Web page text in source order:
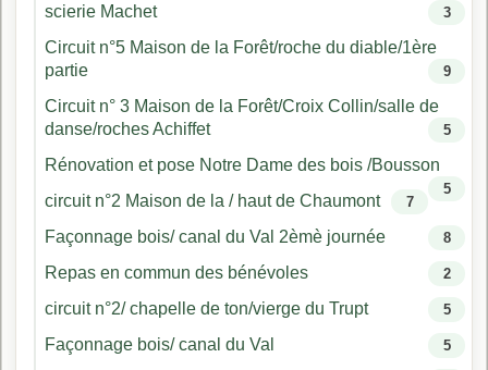
scierie Machet
3
Circuit n°5 Maison de la Forêt/roche du diable/1ère
partie
9
Circuit n° 3 Maison de la Forêt/Croix Collin/salle de
danse/roches Achiffet
5
Rénovation et pose Notre Dame des bois /Bousson
5
circuit n°2 Maison de la / haut de Chaumont 7
Façonnage bois/ canal du Val 2èmè journée 8
Repas en commun des bénévoles 2
circuit n°2/ chapelle de ton/vierge du Trupt 5
Façonnage bois/ canal du Val 5